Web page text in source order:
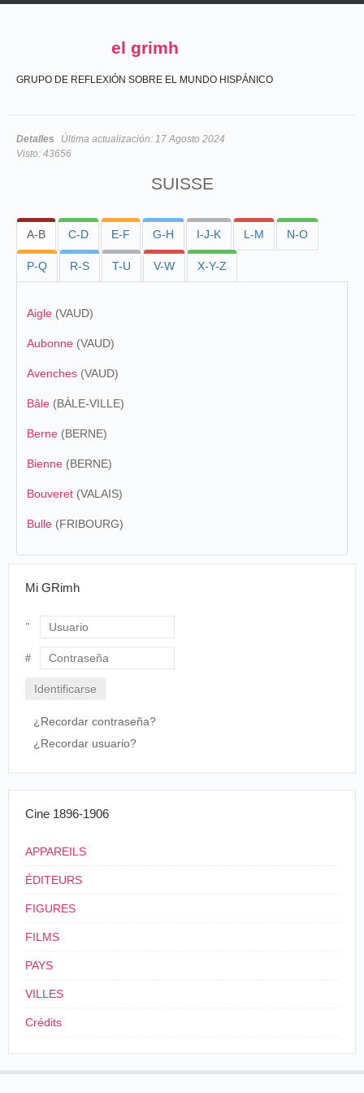
el grimh
GRUPO DE REFLEXIÓN SOBRE EL MUNDO HISPÁNICO
Detalles Última actualización: 17 Agosto 2024
Visto: 43656
SUISSE
A-B C-D E-F G-H I-J-K L-M N-O
P-Q R-S T-U V-W X-Y-Z
Aigle (VAUD)
Aubonne (VAUD)
Avenches (VAUD)
Bâle (BÀLE-VILLE)
Berne (BERNE)
Bienne (BERNE)
Bouveret (VALAIS)
Bulle (FRIBOURG)
Mi GRimh
Usuario
¿Recordar contraseña?
¿Recordar usuario?
Cine 1896-1906
APPAREILS
ÉDITEURS
FIGURES
FILMS
PAYS
VILLES
Crédits